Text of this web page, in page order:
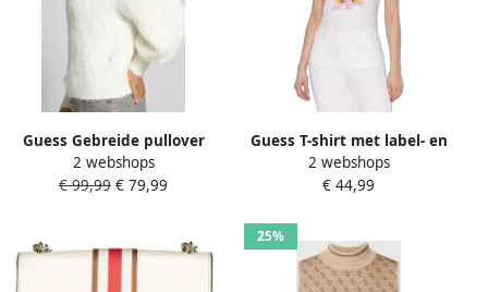
Guess Gebreide pullover
met extra brede schouders
model 'KEYLA'
2 webshops
€ 99,99 € 79,99
Guess T-shirt met label- en
motiefprint model
'TROPICAL TRIANGLE'
2 webshops
€ 44,99
25%